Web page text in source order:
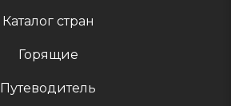
Каталог стран
Горящие
Путеводитель